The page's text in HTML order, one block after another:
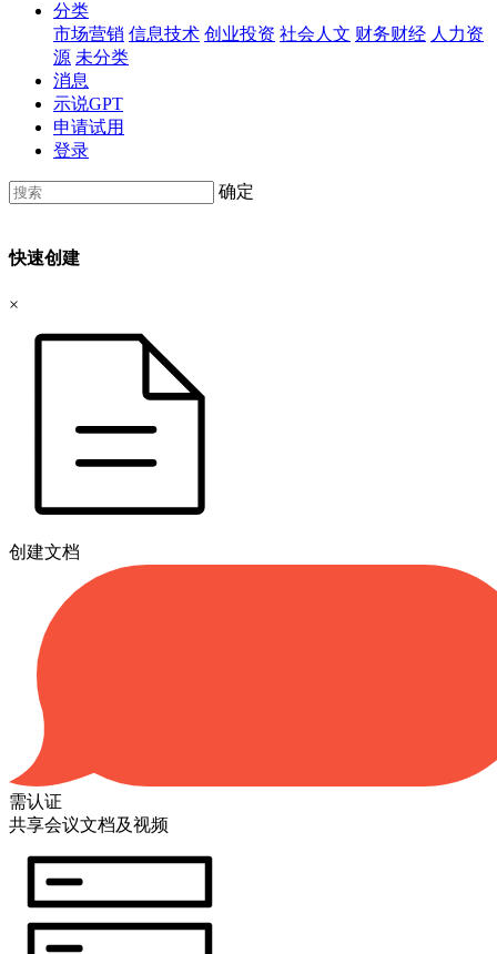
分类
市场营销 信息技术 创业投资 社会人文 财务财经 人力资
源 未分类
消息
示说GPT
申请试用
登录
确定
快速创建
×
创建文档
需认证
共享会议文档及视频